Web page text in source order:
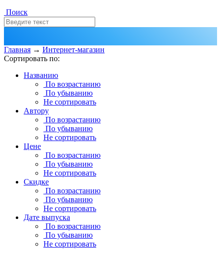
Поиск
Главная → Интернет-магазин
Сортировать по:
Названию
По возрастанию
По убыванию
Не сортировать
Автору
По возрастанию
По убыванию
Не сортировать
Цене
По возрастанию
По убыванию
Не сортировать
Скидке
По возрастанию
По убыванию
Не сортировать
Дате выпуска
По возрастанию
По убыванию
Не сортировать